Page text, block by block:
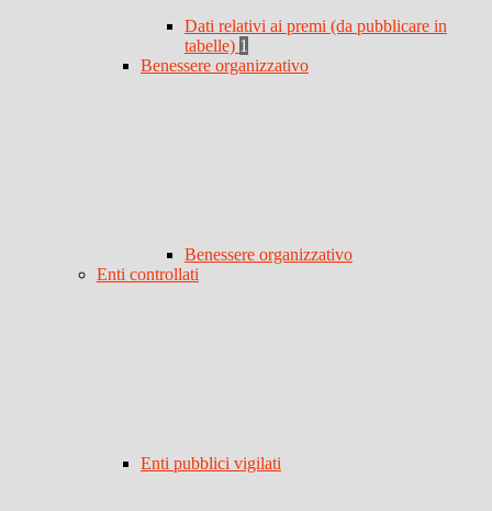
Dati relativi ai premi (da pubblicare in
tabelle) 1
Benessere organizzativo
Benessere organizzativo
Enti controllati
Enti pubblici vigilati